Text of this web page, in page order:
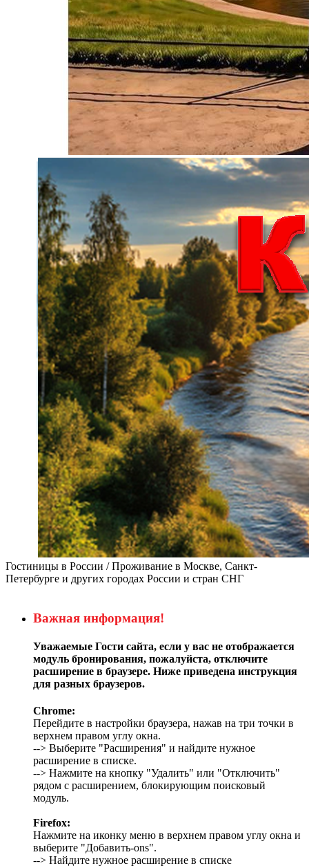
Гостиницы в России / Проживание в Москве, Санкт-
Петербурге и других городах России и стран СНГ
Важная информация!
Уважаемые Гости сайта, если у вас не отображается
модуль бронирования, пожалуйста, отключите
расширение в браузере. Ниже приведена инструкция
для разных браузеров.
Chrome:
Перейдите в настройки браузера, нажав на три точки в
верхнем правом углу окна.
--> Выберите "Расширения" и найдите нужное
расширение в списке.
--> Нажмите на кнопку "Удалить" или "Отключить"
рядом с расширением, блокирующим поисковый
модуль.
Firefox:
Нажмите на иконку меню в верхнем правом углу окна и
выберите "Добавить-ons".
--> Найдите нужное расширение в списке